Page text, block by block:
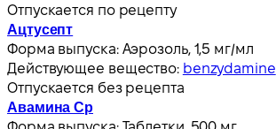
Отпускается по рецепту
Ацтусепт
Форма выпуска: Аэрозоль, 1,5 мг/мл
Действующее вещество: benzydamine
Отпускается без рецепта
Авамина Ср